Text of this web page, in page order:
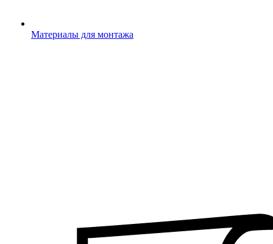
Материалы для монтажа